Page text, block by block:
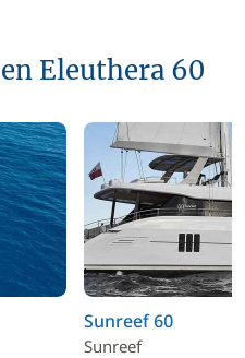
Eleuthera 60
Sunreef 60
Sunreef